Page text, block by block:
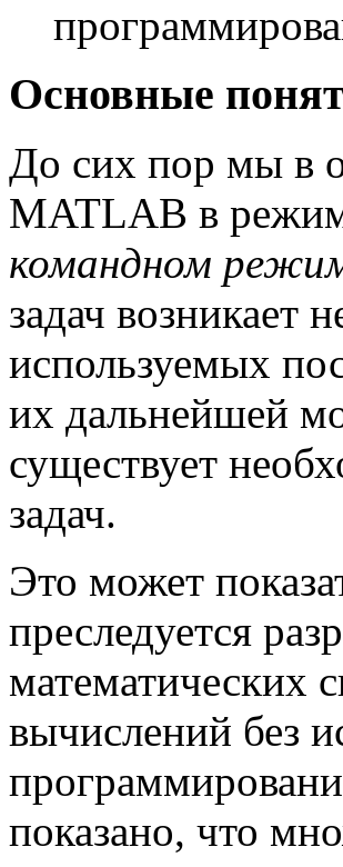
Основные
До сих пор мы в
MATLAB в
командном
задач возникает
используемых
их дальнейшей
существует
задач.
Это может
преследуется
математических
вычислений без
показано, что